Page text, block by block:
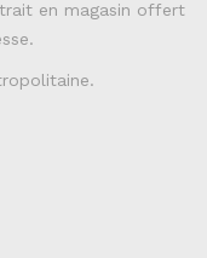
en magasin offert